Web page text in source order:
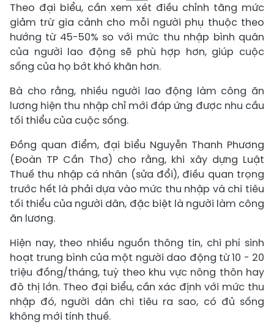
Theo đại biểu, cần xem xét điều chỉnh tăng mức
giảm trừ gia cảnh cho mỗi người phụ thuộc theo
hướng từ 45-50% so với mức thu nhập bình quân
của người lao động sẽ phù hợp hơn, giúp cuộc
sống của họ bớt khó khăn hơn.
Bà cho rằng, nhiều người lao động làm công ăn
lương hiện thu nhập chỉ mới đáp ứng được nhu cầu
tối thiểu của cuộc sống.
Đồng quan điểm, đại biểu Nguyễn Thanh Phương
(Đoàn TP Cần Thơ) cho rằng, khi xây dựng Luật
Thuế thu nhập cá nhân (sửa đổi), điều quan trọng
trước hết là phải dựa vào mức thu nhập và chi tiêu
tối thiểu của người dân, đặc biệt là người làm công
ăn lương.
Hiện nay, theo nhiều nguồn thông tin, chi phí sinh
hoạt trung bình của một người dao động từ 10 - 20
triệu đồng/tháng, tuỳ theo khu vực nông thôn hay
đô thị lớn. Theo đại biểu, cần xác định với mức thu
nhập đó, người dân chi tiêu ra sao, có đủ sống
không mới tính thuế.